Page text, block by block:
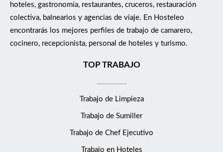
hoteles, gastronomía, restaurantes, cruceros, restauración
colectiva, balnearios y agencias de viaje. En Hosteleo
encontrarás los mejores perfiles de trabajo de camarero,
cocinero, recepcionista, personal de hoteles y turismo.
TOP TRABAJO
Trabajo de Limpieza
Trabajo de Sumiller
Trabajo de Chef Ejecutivo
Trabajo en Hoteles